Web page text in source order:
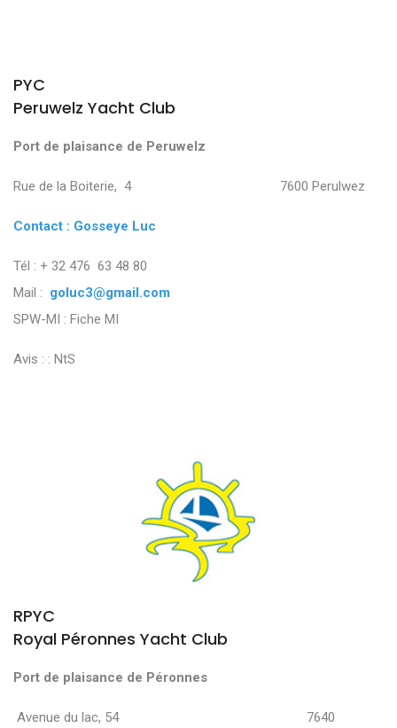
PYC
Peruwelz Yacht Club
Port de plaisance de Peruwelz
Rue de la Boiterie, 4 7600 Perulwez
Contact : Gosseye Luc
Tél : + 32 476 63 48 80
Mail : goluc3@gmail.com
SPW-MI : Fiche MI
Avis : : NtS
RPYC
Royal Péronnes Yacht Club
Port de plaisance de Péronnes
Avenue du lac, 54 7640